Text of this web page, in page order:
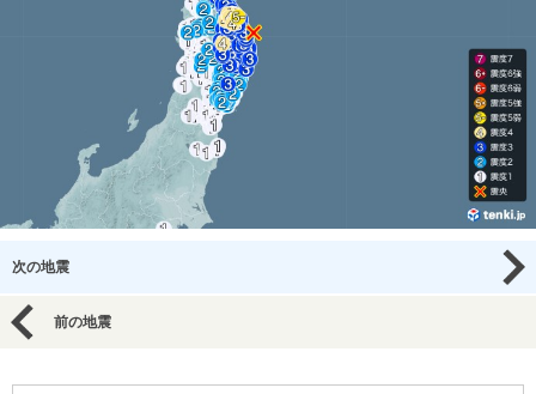
次の地震
前の地震